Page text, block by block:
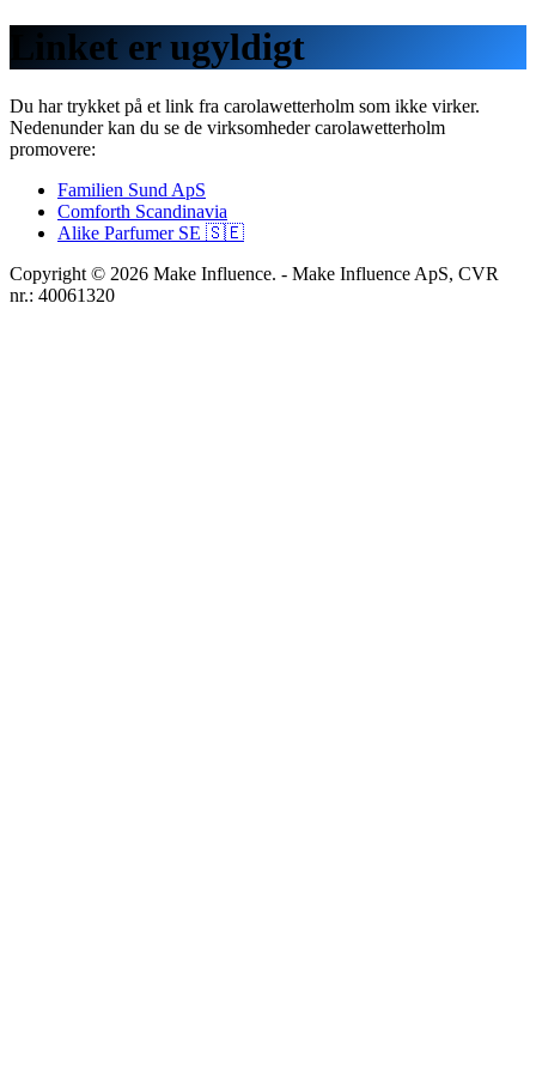
Linket er ugyldigt
Du har trykket på et link fra carolawetterholm som ikke virker.
Nedenunder kan du se de virksomhedercarolawetterholm
promovere:
Familien Sund ApS
Comforth Scandinavia
Alike Parfumer SE 🇸🇪
Copyright © 2026 Make Influence. - Make Influence ApS, CVR
nr.: 40061320